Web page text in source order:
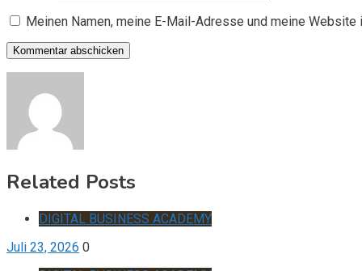
Meinen Namen, meine E-Mail-Adresse und meine
Related Posts
DIGITAL BUSINESS ACADEMY
Juli 23, 2026 0